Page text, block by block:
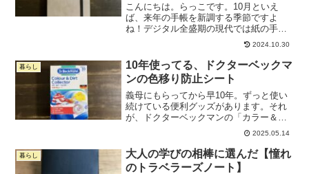
こんにちは。らっこです。10月といえ
ば、来年の手帳を新調する季節ですよ
ね！デジタル全盛期の現代では紙の手帳
を使っている人は減少傾向かもしれませ
んが、私はいまだに仕事用もプライベー
ト用も紙の手帳を使っています。新しい
手帳、どれにしようかな〜？...
2024.10.30
暮らし
10年使ってる、ドクターベックマ
ンの色移り防止シート
義母にもらってから早10年。ずっと使い
続けている便利グッズがあります。それ
が、ドクターベックマンの「カラー＆ダ
ートコレクター（色移り防止シー
ト）」。私、どうしても、濃い色の服も
白い服を一緒に洗いたいんです。わけて
洗えばいい話なんだけど、「そ...
2025.05.14
暮らし
大人の学びの相棒に選んだ【憧れ
のトラベラーズノート】